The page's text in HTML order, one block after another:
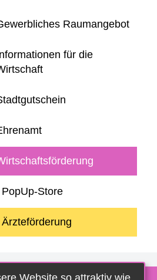
Raumangebot
für die
PopUp-Store
Ärzteförderung
Website so attraktiv wie